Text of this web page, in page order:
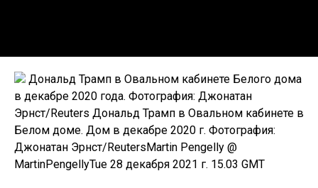
Дональд Трамп в Овальном кабинете Белого дома
в декабре 2020 года. Фотография: Джонатан
Эрнст/Reuters Дональд Трамп в Овальном кабинете в
Белом доме. Дом в декабре 2020 г. Фотография:
Джонатан Эрнст/ReutersMartin Pengelly @
MartinPengellyTue 28 декабря 2021 г. 15.03 GMT